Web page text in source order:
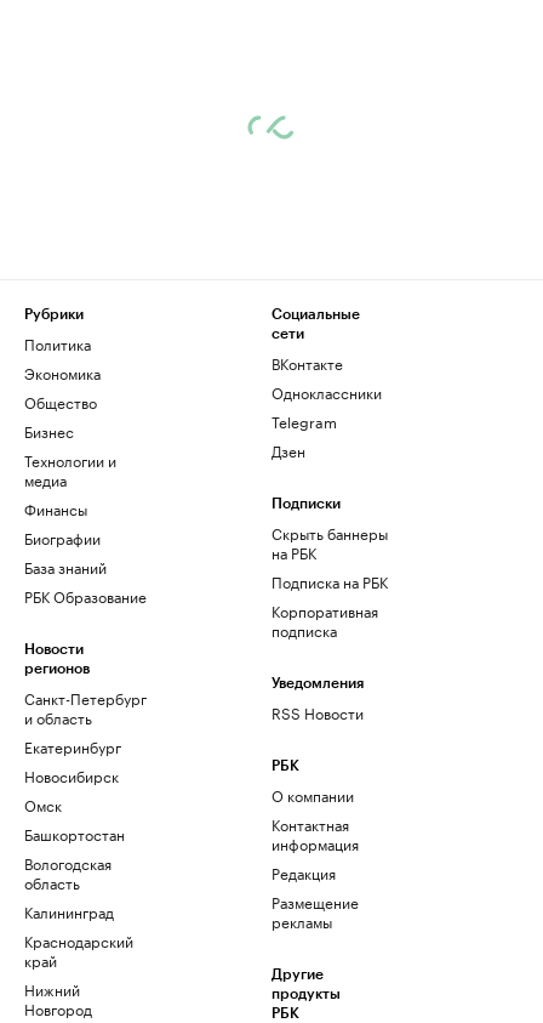
Рубрики
Политика
Экономика
Общество
Бизнес
Технологии и
медиа
Финансы
Биографии
База знаний
РБК Образование
Новости
регионов
Санкт-Петербург
и область
Екатеринбург
Новосибирск
Омск
Башкортостан
Вологодская
область
Калининград
Краснодарский
край
Нижний
Новгород
Социальные
сети
ВКонтакте
Одноклассники
Telegram
Дзен
Подписки
Скрыть баннеры
на РБК
Подписка на РБК
Корпоративная
подписка
Уведомления
RSS Новости
РБК
О компании
Контактная
информация
Редакция
Размещение
рекламы
Другие
продукты
РБК